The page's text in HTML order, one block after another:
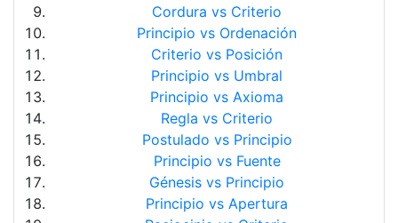
Cordura vs Criterio
Principio vs Ordenación
Criterio vs Posición
Principio vs Umbral
Principio vs Axioma
Regla vs Criterio
Postulado vs Principio
Principio vs Fuente
Génesis vs Principio
Principio vs Apertura